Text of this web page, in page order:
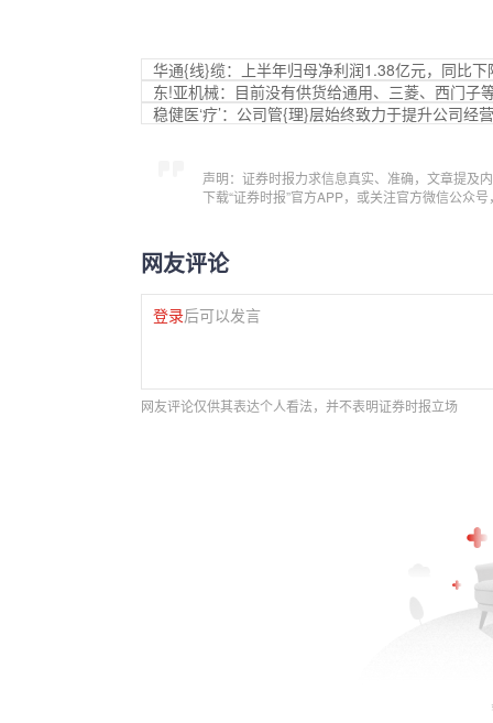
华通{线}缆：上半年归母净利润1.38亿元，同比下
东!亚机械：目前没有供货给通用、三菱、西门子
稳健医‘疗’：公司管{理}层始终致力于提升公司经
声明：证券时报力求信息真实、准确，文章提及
下载“证券时报”官方APP，或关注官方微信公众
网友评论
登录后可以发言
网友评论仅供其表达个人看法，并不表明证券时报立场